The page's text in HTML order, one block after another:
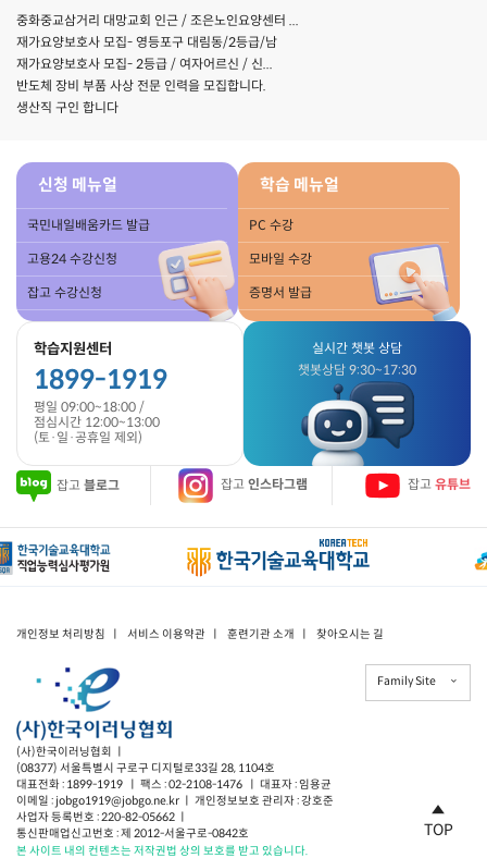
중화중교삼거리 대망교회 인근 / 조은노인요양센터 ...
재가요양보호사 모집- 영등포구 대림동/2등급/남
재가요양보호사 모집- 2등급 / 여자어르신 / 신...
반도체 장비 부품 사상 전문 인력을 모집합니다.
생산직 구인 합니다
신청 메뉴얼
국민내일배움카드 발급
고용24 수강신청
잡고 수강신청
학습 메뉴얼
PC 수강
모바일 수강
증명서 발급
학습지원센터
1899-1919
평일 09:00~18:00 /
점심시간 12:00~13:00
(토·일·공휴일 제외)
실시간 챗봇 상담
챗봇상담 9:30~17:30
잡고 블로그 잡고 인스타그램 잡고 유튜브
개인정보 처리방침 서비스 이용약관 훈련기관 소개 찾아오시는 길
(사)한국이러닝협회 ㅣ
(08377) 서울특별시 구로구 디지털로33길 28, 1104호
대표전화 : 1899-1919 ㅣ 팩스 : 02-2108-1476 ㅣ 대표자 : 임용균
이메일 : jobgo1919@jobgo.ne.kr ㅣ 개인정보보호 관리자 : 강호준
사업자 등록번호 : 220-82-05662 ㅣ
통신판매업신고번호 : 제 2012-서울구로-0842호
본 사이트 내의 컨텐츠는 저작권법 상의 보호를 받고 있습니다.
TOP
Family Site